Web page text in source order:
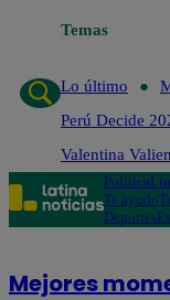
Temas
Lo último
Perú Decide
Valentina
Política
Te ayudo
Deportes
Mejores